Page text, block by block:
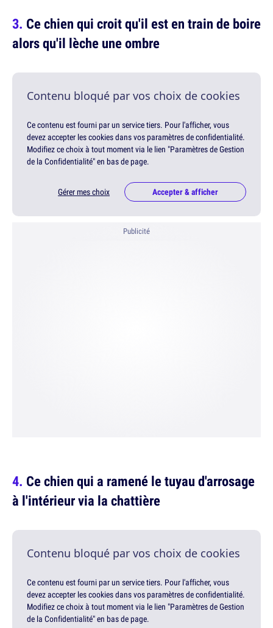
Ce chien qui croit qu'il est en train de boire
alors qu'il lèche une ombre
Contenu bloqué par vos choix de cookies
Ce contenu est fourni par un service tiers. Pour l'afficher, vous
devez accepter les cookies dans vos paramètres de confidentialité.
Modifiez ce choix à tout moment via le lien "Paramètres de Gestion
de la Confidentialité" en bas de page.
Gérer mes choix Accepter & afficher
Publicité
Ce chien qui a ramené le tuyau d'arrosage
à l'intérieur via la chattière
Contenu bloqué par vos choix de cookies
Ce contenu est fourni par un service tiers. Pour l'afficher, vous
devez accepter les cookies dans vos paramètres de confidentialité.
Modifiez ce choix à tout moment via le lien "Paramètres de Gestion
de la Confidentialité" en bas de page.